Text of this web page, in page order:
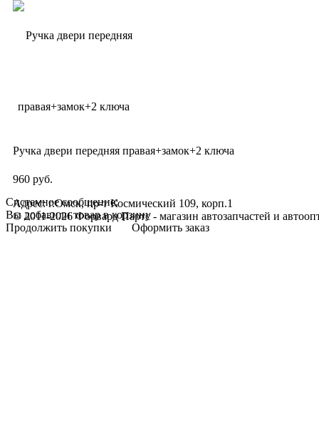
Ручка двери передняя правая+замок+2 ключа
960 руб.
Адрес: г.Омск, пр-т Космический 109, корп.1
© 2011-2026 Форвард Партс - магазин автозапчастей и
Системное сообщение:
Вы добавили товар в корзину
Продолжить покупки
Оформить заказ